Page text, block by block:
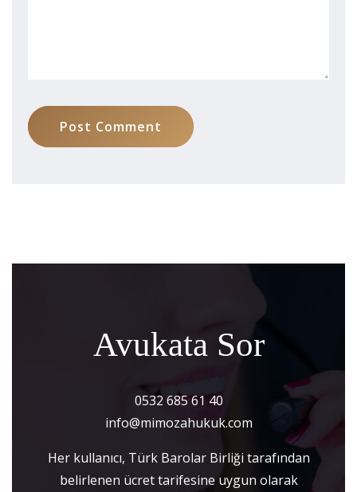
Post Comment
Avukata Sor
0532 685 61 40
info@mimozahukuk.com
Her kullanıcı, Türk Barolar Birliği tarafından
belirlenen ücret tarifesine uygun olarak